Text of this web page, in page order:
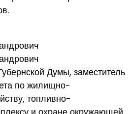
Думы, заместитель
по жилищно-
топливно-